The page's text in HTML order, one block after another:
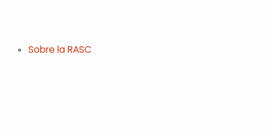
Sobre la RASC